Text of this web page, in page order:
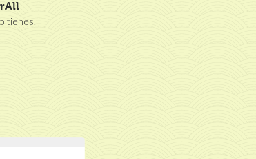
tienes.